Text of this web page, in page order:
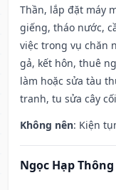
Thần, lắp đặt máy
giếng, tháo nước,
việc trong vụ chăn
gả, kết hôn, thuê
làm hoặc sửa tàu
tranh, tu sửa cây
Không nên: Kiện
Ngọc Hạp